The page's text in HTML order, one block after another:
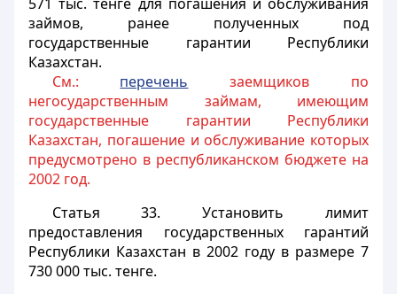
займов, ранее полученных под
государственные гарантии Республики
Казахстан.
См.: перечень заемщиков по
негосударственным займам, имеющим
государственные гарантии Республики
Казахстан, погашение и обслуживание которых
предусмотрено в республиканском бюджете на
2002 год.
Статья 33. Установить лимит
предоставления государственных гарантий
Республики Казахстан в 2002 году в размере 7
730 000 тыс. тенге.